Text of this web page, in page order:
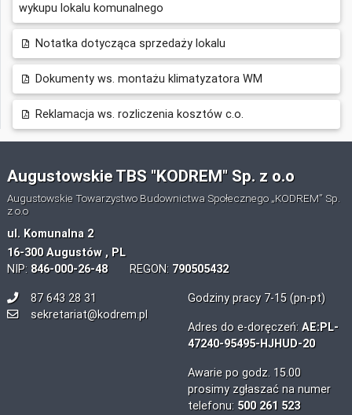
wykupu lokalu komunalnego
Notatka dotycząca sprzedaży lokalu
Dokumenty ws. montażu klimatyzatora WM
Reklamacja ws. rozliczenia kosztów c.o.
Augustowskie TBS "KODREM" Sp. z o.o
Augustowskie Towarzystwo Budownictwa Społecznego „KODREM” Sp.
z o.o
ul. Komunalna 2
16-300 Augustów , PL
NIP: 846-000-26-48REGON: 790505432
87 643 28 31
sekretariat@kodrem.pl
Godziny pracy 7-15 (pn-pt)
Adres do e-doręczeń: AE:PL-
47240-95495-HJHUD-20
Awarie po godz. 15.00
prosimy zgłaszać na numer
telefonu: 500 261 523